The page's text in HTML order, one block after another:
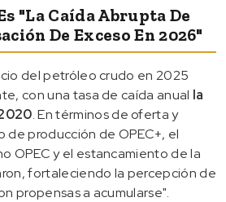
"la Caída Abrupta De
De Exceso En 2026"
del petróleo crudo en 2025
con una tasa de caída anual la
. En términos de oferta y
de producción de OPEC+, el
OPEC y el estancamiento de la
fortaleciendo la percepción de
propensas a acumularse".